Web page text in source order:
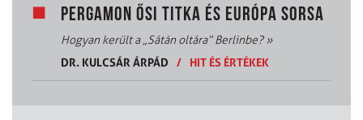
PERGAMON ŐSI TITKA ÉS EURÓPA SORSA
Hogyan került a „Sátán oltára” Berlinbe?»
DR. KULCSÁR ÁRPÁD
/ HIT ÉS ÉRTÉKEK